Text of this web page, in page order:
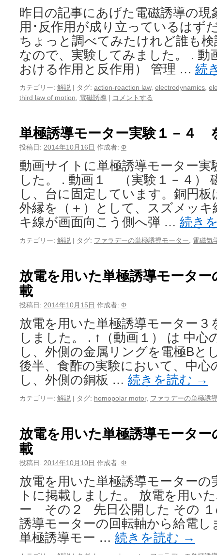
昨日の記事にあげた電磁誘導の現
用･反作用が成り立っているは
ちょっと調べてみたけれど誰も
なので、実験してみました。 .
おける作用と反作用） 管理 … 続
カテゴリー: 解説 | タグ: action-reaction law, electrodynamics
third law of motion
電磁誘導 | コメントする
単極誘導モーター実験１－４
投稿日: 2014年10月16日 作成者: Φ
動画サイトに単極誘導モーター実
した。 . 動画１ （実験１－４）
し、台に固定しています。銅円板
外縁を（＋）として、スズメ
キ線が画面向こう側へ弾 … 続き
カテゴリー: 解説 | タグ: ファラデーの単極誘導モーター 電磁気
放電を用いた単極誘導モータ
載
投稿日: 2014年10月15日 作成者: Φ
放電を用いた単極誘導モーター３
しました。 . ↑（動画１） は 中心
し、外側の金属リングを電極Bと
後半、食酢の実験において、中心
し、外側の銅板 … 続きを読む →
カテゴリー: 解説 | タグ: homopolar motor, ファラデーの単極誘
放電を用いた単極誘導モータ
載
投稿日: 2014年10月10日 作成者: Φ
放電を用いた単極誘導モーター
トに掲載しました。 放電を用い
ー その２ 先日公開した その １
誘導モーターの回転軸から給電
単極誘導モー … 続きを読む →